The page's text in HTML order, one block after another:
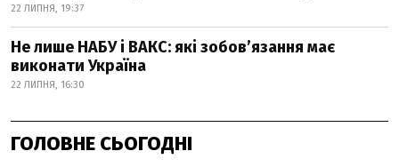
22 ЛИПНЯ, 19:37
Не лише НАБУ і ВАКС: які зобов’язання має
виконати Україна
22 ЛИПНЯ, 16:30
ГОЛОВНЕ СЬОГОДНІ